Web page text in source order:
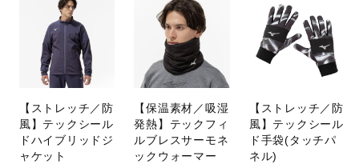
【ストレッチ／防
風】テックシール
ドハイブリッドジ
ャケット
【保温素材／吸湿
発熱】テックフィ
ルブレスサーモネ
ックウォーマー
【ストレッチ／防
風】テックシール
ド手袋(タッチパ
ネル)